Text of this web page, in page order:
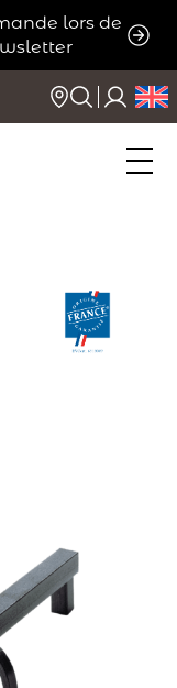
lors de